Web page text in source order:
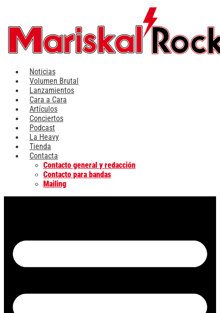
contenido
Noticias
Volumen Brutal
Lanzamientos
Cara a Cara
Artículos
Conciertos
Podcast
La Heavy
Tienda
Contacta
Contacto general y redacción
Contacto para bandas
Mailing